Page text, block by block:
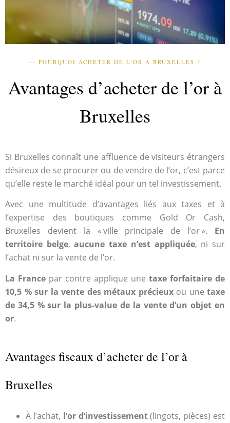
— POURQUOI ACHETER DE L'OR A BRUXELLES ?
Avantages d’acheter de l’or à
Bruxelles
Si Bruxelles connaît une affluence de visiteurs étrangers
désireux de se procurer ou de vendre de l’or, c’est parce
qu’elle reste le marché idéal pour un tel investissement.
Avec une multitude d’avantages liés aux taxes et à
l’expertise des boutiques comme Gold Or Cash,
Bruxelles devient la « ville principale de l’or ». En
territoire belge,aucune taxe n’est appliquée, ni sur
l’achat ni sur la vente de l’or.
La France par contre applique une taxe forfaitaire de
10,5 % sur la vente des métaux précieuxou une taxe
de 34,5 % sur la plus-value de la vente d’un objet en
or.
Avantages fiscaux d’acheter de l’or à
Bruxelles
À l’achat, l’or d’investissement(lingots, pièces) est